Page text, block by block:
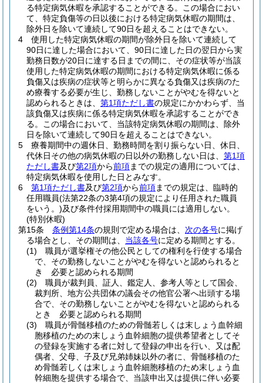
る特定病気休暇を承認することができる。
この場合におい
て、特定負傷等の日以後における特定病気休暇の期間は、
除外日を除いて連続して90日を超えることはできない。
4
使用した特定病気休暇の期間が除外日を除いて連続して
90日に達した場合において、90日に達した日の翌日から実
勤務日数が20日に達する日までの間に、その症状等が当該
使用した特定病気休暇の期間における特定病気休暇に係る
負傷又は疾病の症状等と明らかに異なる負傷又は疾病のた
め療養する必要が生じ、勤務しないことがやむを得ないと
認められるときは、 第1項ただし書の規定にかかわらず、当
該負傷又は疾病に係る特定病気休暇を承認することができ
る。
この場合において、当該特定病気休暇の期間は、除外
日を除いて連続して90日を超えることはできない。
5
療養期間中の週休日、勤務時間を割り振らない日、休日、
代休日その他の病気休暇の日以外の勤務しない日は、 第1項
ただし書及び第2項から前項までの規定の適用については、
特定病気休暇を使用した日とみなす。
6
第1項ただし書及び第2項から前項までの規定は、臨時的
任用職員(法第22条の3第4項の規定により任用された職員
をいう。)及び条件付採用期間中の職員には適用しない。
(特別休暇)
第15条
条例第14条の規則で定める場合は、 次の各号に掲げ
る場合とし、その期間は、 当該各号に定める期間とする。
(1)
職員が選挙権その他公民としての権利を行使する場合
で、その勤務しないことがやむを得ないと認められると
き 必要と認められる期間
(2)
職員が裁判員、証人、鑑定人、参考人等として国会、
裁判所、地方公共団体の議会その他官公署へ出頭する場
合で、その勤務しないことがやむを得ないと認められる
とき 必要と認められる期間
(3)
職員が骨髄移植のための骨髄若しくは末しょう血幹細
胞移植のための末しょう血幹細胞の提供希望者としてそ
の登録を実施する者に対して登録の申出を行い、又は配
偶者、父母、子及び兄弟姉妹以外の者に、骨髄移植のた
め骨髄若しくは末しょう血幹細胞移植のため末しょう血
幹細胞を提供する場合で、当該申出又は提供に伴い必要